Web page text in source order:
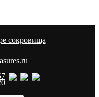
сокровища